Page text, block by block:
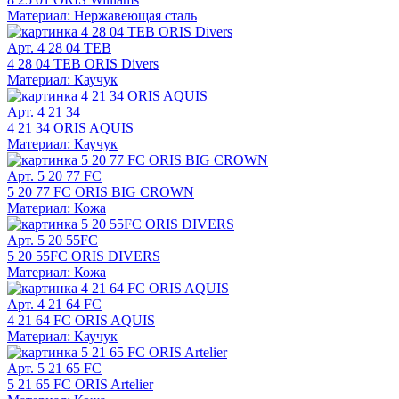
Материал: Нержавеющая сталь
Арт. 4 28 04 TEB
4 28 04 TEB ORIS Divers
Материал: Каучук
Арт. 4 21 34
4 21 34 ORIS AQUIS
Материал: Каучук
Арт. 5 20 77 FC
5 20 77 FC ORIS BIG CROWN
Материал: Кожа
Арт. 5 20 55FC
5 20 55FC ORIS DIVERS
Материал: Кожа
Арт. 4 21 64 FC
4 21 64 FC ORIS AQUIS
Материал: Каучук
Арт. 5 21 65 FC
5 21 65 FC ORIS Artelier